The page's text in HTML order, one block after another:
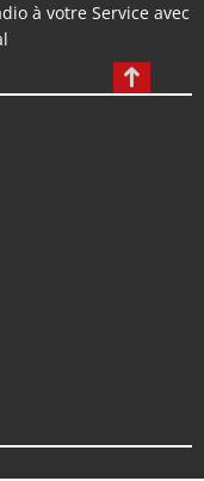
à votre Service avec